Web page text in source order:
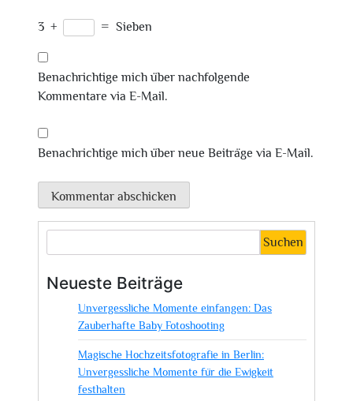
3 + = Sieben
Benachrichtige mich über nachfolgende
Kommentare via E-Mail.
Benachrichtige mich über neue Beiträge via E-Mail.
Suchen
Neueste Beiträge
Unvergessliche Momente einfangen: Das
Zauberhafte Baby Fotoshooting
Magische Hochzeitsfotografie in Berlin:
Unvergessliche Momente für die Ewigkeit
festhalten